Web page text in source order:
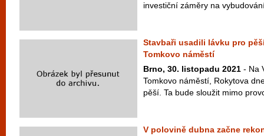
investiční záměry na
Stavbaři usadili lávku pro
Tomkovo náměstí
Brno, 30. listopadu 2021 - Na
Tomkovo náměstí, Rokytova
pěší. Ta bude sloužit mimo
V polovině dubna začne